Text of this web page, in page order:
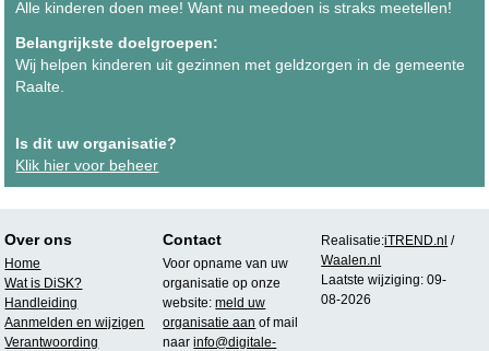
Alle kinderen doen mee! Want nu meedoen is straks meetellen!
Belangrijkste doelgroepen:
Wij helpen kinderen uit gezinnen met geldzorgen in de gemeente
Raalte.
Is dit uw organisatie?
Klik hier voor beheer
Over ons
Home
Wat is DiSK?
Handleiding
Aanmelden en wijzigen
Verantwoording
Contact
Voor opname van uw
organisatie op onze
website:meld uw
organisatie aan of mail
naarinfo@digitale-
Realisatie:iTREND.nl /
Waalen.nl
Laatste wijziging: 09-
08-2026